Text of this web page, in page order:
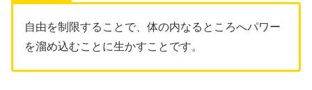
自由を制限することで、体の内なるところへパワー
を溜め込むことに生かすことです。